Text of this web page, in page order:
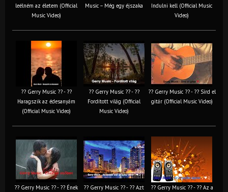
leélném az életem (Official
Music Video)
Music – Még egy éjszaka
Indulni kell (Official Music
Video)
?? Gerry Music ?? - ??
Haragszik az édesanyám
(Official Music Video)
?? Gerry Music ?? - ??
Fordított világ (Official
Music Video)
?? Gerry Music ?? - ?? Sírd el
gitár (Official Music Video)
?? Gerry Music ?? - ?? Ének ?? Gerry Music ?? - ?? Azt ?? Gerry Music ?? - ?? Az a